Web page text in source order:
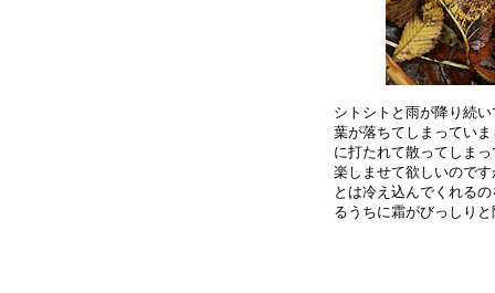
シトシトと雨が降り続
葉が落ちてしまってい
に打たれて散ってしま
楽しませて欲しいので
とは冷え込んでくれる